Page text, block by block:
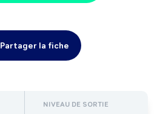
Partager la fiche
NIVEAU DE SORTIE